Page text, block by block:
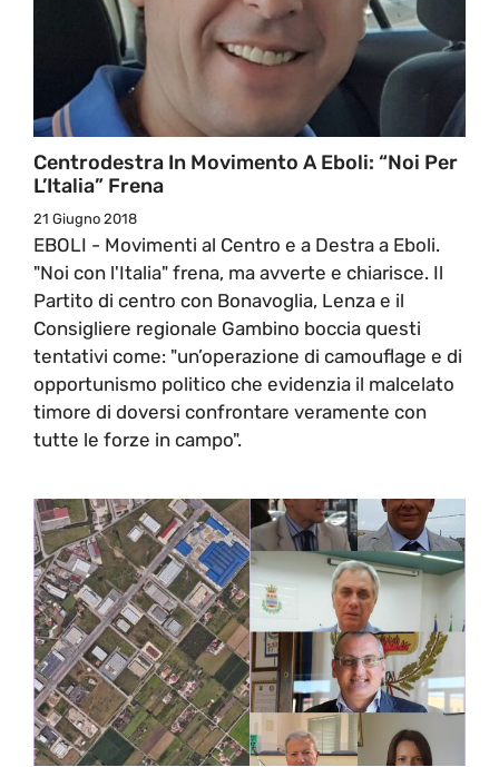
Centrodestra In Movimento A Eboli: “Noi Per
L’Italia” Frena
21 Giugno 2018
EBOLI - Movimenti al Centro e a Destra a Eboli.
"Noi con l'Italia" frena, ma avverte e chiarisce. Il
Partito di centro con Bonavoglia, Lenza e il
Consigliere regionale Gambino boccia questi
tentativi come: "un’operazione di camouflage e di
opportunismo politico che evidenzia il malcelato
timore di doversi confrontare veramente con
tutte le forze in campo".